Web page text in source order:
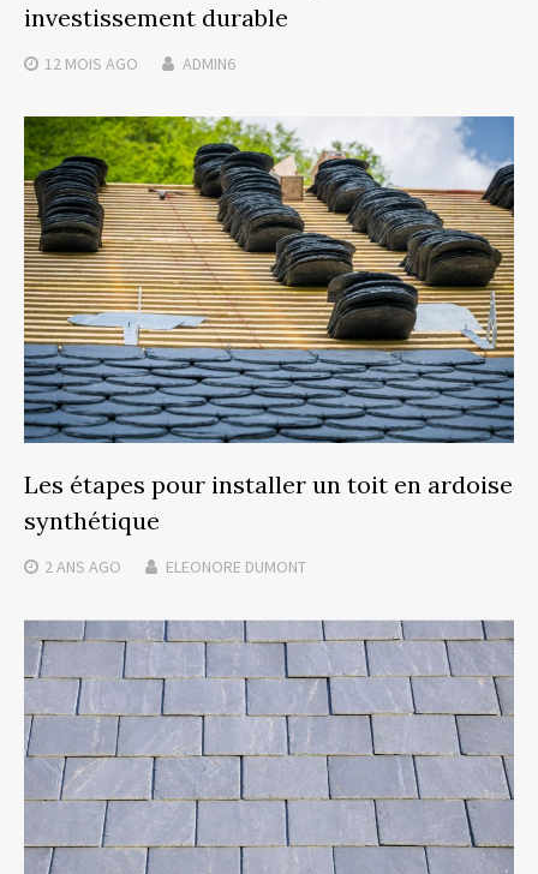
investissement durable
12 MOIS AGO ADMIN6
Les étapes pour installer un toit en ardoise
synthétique
2 ANS AGO ELEONORE DUMONT